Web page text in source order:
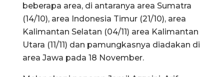
beberapa area, di antaranya area Sumatra
(14/10), area Indonesia Timur (21/10), area
Kalimantan Selatan (04/11) area Kalimantan
Utara (11/11) dan pamungkasnya diadakan di
area Jawa pada 18 November.